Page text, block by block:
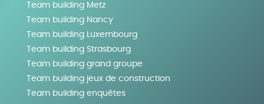
Team building Metz
Team building Nancy
Team building Luxembourg
Team building Strasbourg
Team building grand groupe
Team building jeux de construction
Team building enquêtes